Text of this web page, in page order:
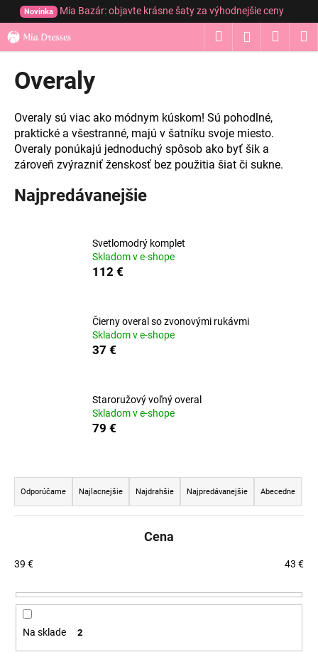
Prejsť
obsah
Novinka Mia Bazár: objavte krásne šaty za výhodnejšie ceny
Hľadať
Overaly
Overaly sú viac ako módnym kúskom! Sú pohodlné,
praktické a všestranné, majú v šatníku svoje miesto.
Overaly ponúkajú jednoduchý spôsob ako byť šik a
zároveň zvýrazniť ženskosť bez použitia šiat či sukne.
Najpredávanejšie
Svetlomodrý komplet
Skladom v e-shope
112 €
Čierny overal so zvonovými rukávmi
Skladom v e-shope
37 €
Staroružový voľný overal
Skladom v e-shope
79 €
R
a
d
i
p
Odporúčame Najlacnejšie Najdrahšie Najpredávanejšie Abecedne
Cena
39 € 43 €
Na sklade 2
o
Späť
Späť
Č
p
o
t
r
e
b
d
o
r
a